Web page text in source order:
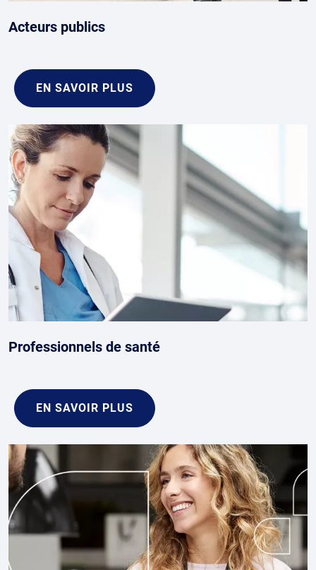
Acteurs publics
EN SAVOIR PLUS
Professionnels de santé
EN SAVOIR PLUS